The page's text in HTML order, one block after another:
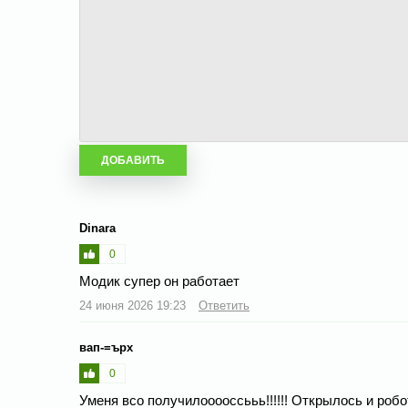
Dinara
0
Модик супер он работает
24 июня 2026 19:23 Ответить
вап-=ърх
0
Уменя всо получилооооссььь!!!!!! Открылось и